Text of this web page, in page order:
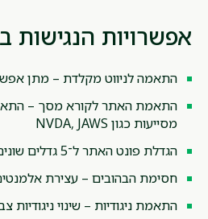
אפשרויות הנגישות
התאמה לניווט מקלדת – מתן אפשרות
התאמת האתר לקורא מסך – התאמת
מסייעות כגון NVDA, JAWS
הגדלת פונט האתר ל־5 גדלים שונים
חסימת הבהובים – עצירת אלמנטים
התאמת ניגודיות – שינוי ניגודיות